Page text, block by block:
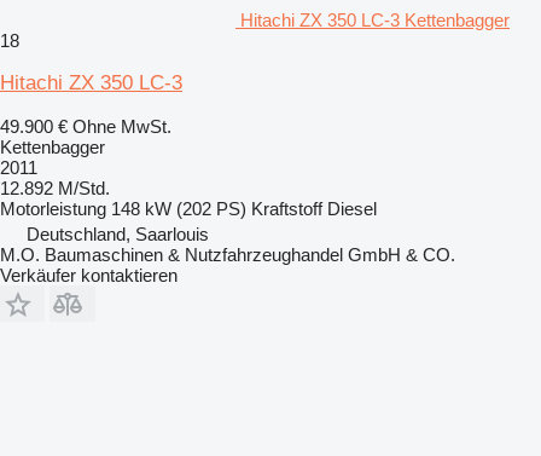
Hitachi ZX 350 LC-3 Kettenbagger
18
Hitachi ZX 350 LC-3
49.900 € Ohne MwSt.
Kettenbagger
2011
12.892 M/Std.
Motorleistung 148 kW (202 PS) Kraftstoff Diesel
Deutschland, Saarlouis
M.O. Baumaschinen & Nutzfahrzeughandel GmbH & CO.
Verkäufer kontaktieren